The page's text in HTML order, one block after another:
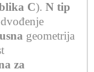
C). N tip
geometrija
za